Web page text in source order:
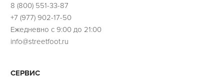
8 (800) 551-33-87
+7 (977) 902-17-50
Ежедневно с 9:00 до 21:00
info@streetfoot.ru
СЕРВИС